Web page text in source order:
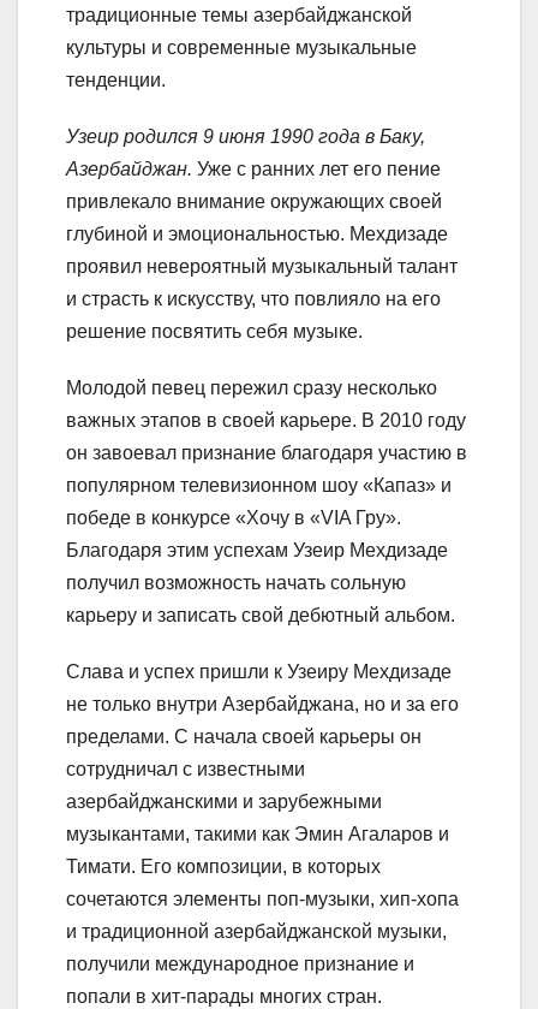
традиционные темы азербайджанской
культуры и современные музыкальные
тенденции.
Узеир родился 9 июня 1990 года в Баку,
Азербайджан. Уже с ранних лет его пение
привлекало внимание окружающих своей
глубиной и эмоциональностью. Мехдизаде
проявил невероятный музыкальный талант
и страсть к искусству, что повлияло на его
решение посвятить себя музыке.
Молодой певец пережил сразу несколько
важных этапов в своей карьере. В 2010 году
он завоевал признание благодаря участию в
популярном телевизионном шоу «Капаз» и
победе в конкурсе «Хочу в «VIA Гру».
Благодаря этим успехам Узеир Мехдизаде
получил возможность начать сольную
карьеру и записать свой дебютный альбом.
Слава и успех пришли к Узеиру Мехдизаде
не только внутри Азербайджана, но и за его
пределами. С начала своей карьеры он
сотрудничал с известными
азербайджанскими и зарубежными
музыкантами, такими как Эмин Агаларов и
Тимати. Его композиции, в которых
сочетаются элементы поп-музыки, хип-хопа
и традиционной азербайджанской музыки,
получили международное признание и
попали в хит-парады многих стран.